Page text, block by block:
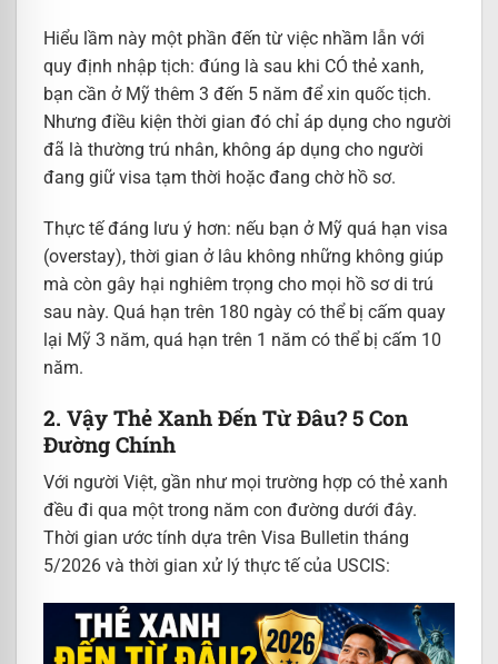
Hiểu lầm này một phần đến từ việc nhầm lẫn với
quy định nhập tịch: đúng là sau khi CÓ thẻ xanh,
bạn cần ở Mỹ thêm 3 đến 5 năm để xin quốc tịch.
Nhưng điều kiện thời gian đó chỉ áp dụng cho người
đã là thường trú nhân, không áp dụng cho người
đang giữ visa tạm thời hoặc đang chờ hồ sơ.
Thực tế đáng lưu ý hơn: nếu bạn ở Mỹ quá hạn visa
(overstay), thời gian ở lâu không những không giúp
mà còn gây hại nghiêm trọng cho mọi hồ sơ di trú
sau này. Quá hạn trên 180 ngày có thể bị cấm quay
lại Mỹ 3 năm, quá hạn trên 1 năm có thể bị cấm 10
năm.
2. Vậy Thẻ Xanh Đến Từ Đâu? 5 Con
Đường Chính
Với người Việt, gần như mọi trường hợp có thẻ xanh
đều đi qua một trong năm con đường dưới đây.
Thời gian ước tính dựa trên Visa Bulletin tháng
5/2026 và thời gian xử lý thực tế của USCIS: